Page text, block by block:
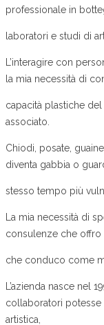
professionale in
laboratori e studi di
L’interagire con
la mia necessità di
capacità plastiche
associato.
Chiodi, posate,
diventa gabbia o
stesso tempo più
La mia necessità di
consulenze che
che conduco come
L’azienda nasce nel
collaboratori potesse
artistica,